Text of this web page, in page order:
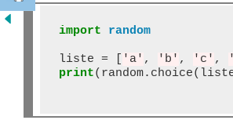
import random
liste = 'a' , 'b' , 'c' ,
print(random.